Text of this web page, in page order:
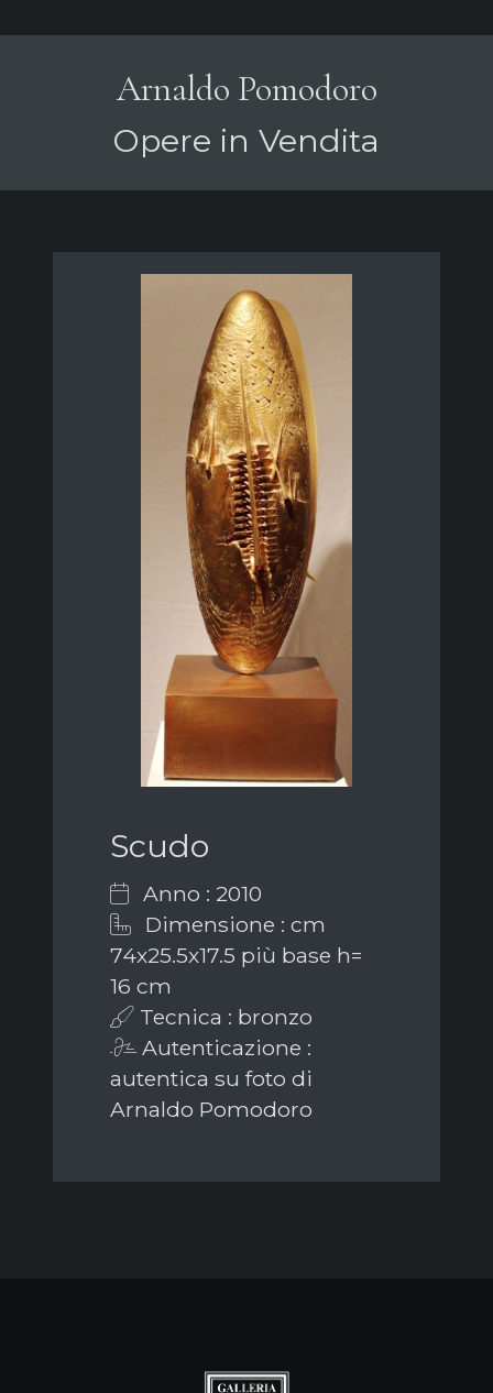
Arnaldo Pomodoro
Opere in Vendita
Scudo
Anno : 2010
Dimensione : cm
74x25.5x17.5 più base h=
16 cm
Tecnica : bronzo
Autenticazione :
autentica su foto di
Arnaldo Pomodoro